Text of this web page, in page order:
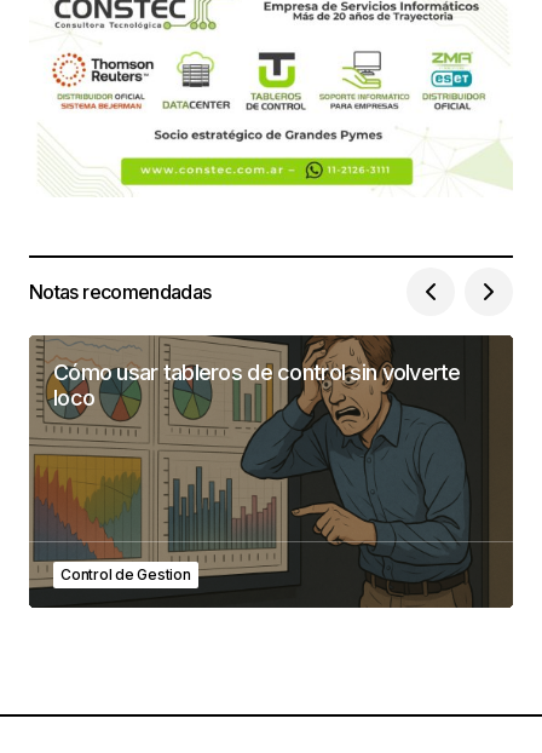
Notas recomendadas
Cómo usar tableros de control sin volverte
loco
Control de Gestion